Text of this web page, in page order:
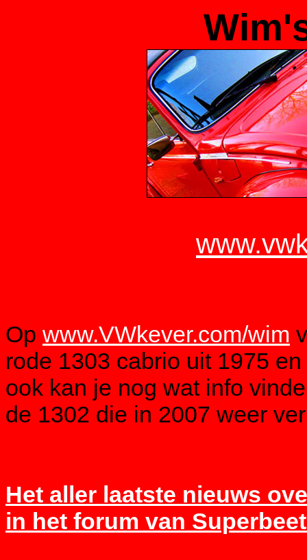
Op www.VWkever.com/wim
rode 1303 cabrio uit 1975
ook kan je nog wat info
de 1302 die in 2007 weer
Het aller laatste nieuws
in het forum van